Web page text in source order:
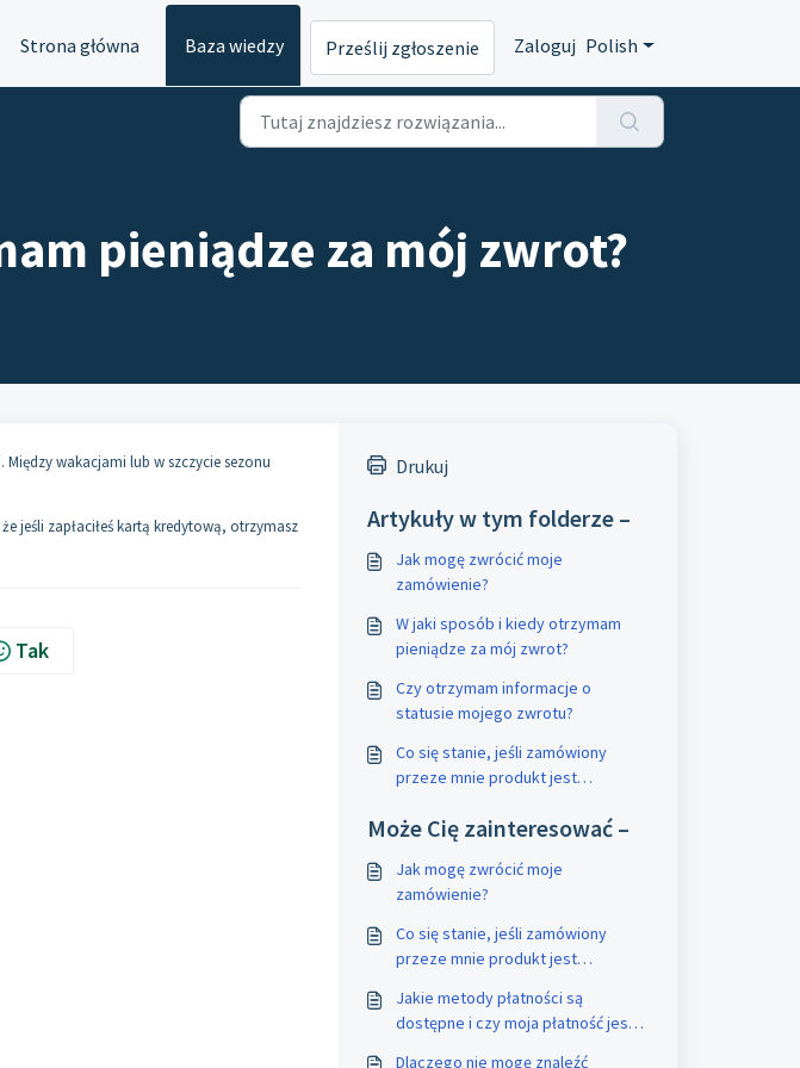
Strona główna Baza wiedzy Prześlij zgłoszenie Zaloguj Polish
pieniądze za mój zwrot?
. Między wakacjami lub w szczycie sezonu
jeśli zapłaciłeś kartą kredytową, otrzymasz
Tak
Drukuj
Artykuły w tym folderze –
Jak mogę zwrócić moje
zamówienie?
W jaki sposób i kiedy otrzymam
pieniądze za mój zwrot?
Czy otrzymam informacje o
statusie mojego zwrotu?
Co się stanie, jeśli zamówiony
przeze mnie produkt jest
Może Cię zainteresować –
Jak mogę zwrócić moje
zamówienie?
Co się stanie, jeśli zamówiony
przeze mnie produkt jest
Jakie metody płatności są
dostępne i czy moja płatność jest
Dlaczego nie mogę znaleźć